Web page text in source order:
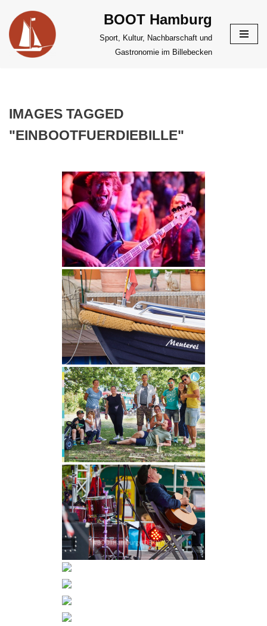
Zum
Inhalt
springen
BOOT Hamburg
Sport, Kultur, Nachbarschaft und
Gastronomie im Billebecken
IMAGES TAGGED
"EINBOOTFUERDIEBILLE"